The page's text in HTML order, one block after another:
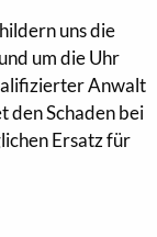
uns die
um die Uhr
Anwalt
den Schaden bei
Ersatz für